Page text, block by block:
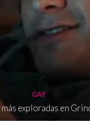
GAY
más exploradas en